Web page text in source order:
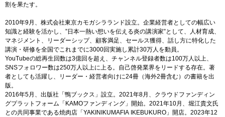
割を果たす。
2010年9月、株式会社東京カモガシラランド設立。企業経営者としての幅広い
知識と経験を活かし、”日本一熱い想いを伝える炎の講演家”として、人材育成、
マネジメント、リーダーシップ、顧客満足、セールス獲得、話し方に特化した
講演・研修を全国でこれまでに3000回実施し累計30万人を動員。
YouTubeの総再生回数は3億回を超え、チャンネル登録者数は100万人以上、
SNSフォロワー数は250万人以上に上る。自己啓発業界をリードする存在。著
者としても活躍し、リーダー・経営者向けに24冊（海外2冊含む）の書籍を出
版。
2016年5月、出版社「鴨ブックス」設立。2021年8月、クラウドファンディン
グプラットフォーム「KAMOファンディング」開始。2021年10月、堀江貴文氏
との共同事業である焼肉店「YAKINIKUMAFIA IKEBUKURO」開店。2023年12